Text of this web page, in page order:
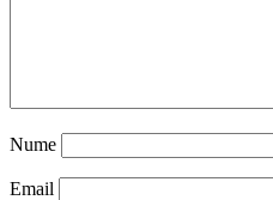
Nume
Email